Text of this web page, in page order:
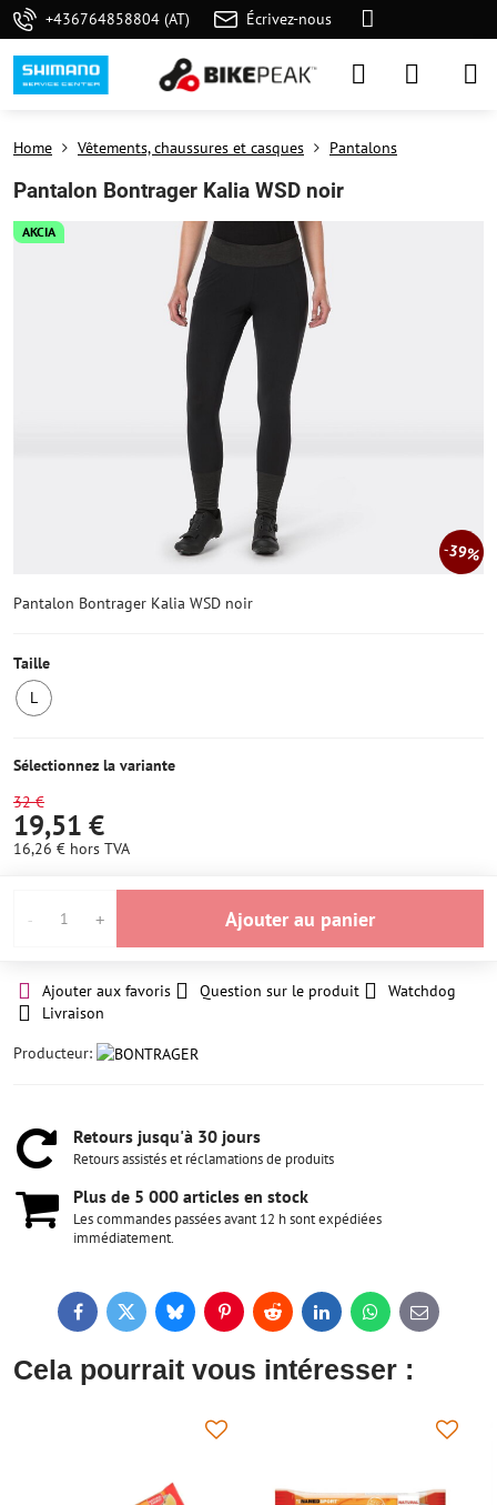
+436764858804 (AT) Écrivez-nous
AKCIA
39%
Home Vêtements, chaussures et casques Pantalons
Pantalon Bontrager Kalia WSD noir
Pantalon Bontrager Kalia WSD noir
Taille
L
stock
Sélectionnez la variante
32 €
19,51 €
16,26 € hors TVA
Ajouter au panier
Ajouter aux favoris Question sur le produit
Watchdog
Livraison
Producteur:
Retours jusqu'à 30 jours
Retours assistés et réclamations de produits
Plus de 5 000 articles en stock
Les commandes passées avant 12 h sont expédiées
immédiatement.
FacebookTwitterBlueskyPinterestReddit LinkedInWhatsApp
E-
mail
Cela pourrait vous intéresser :